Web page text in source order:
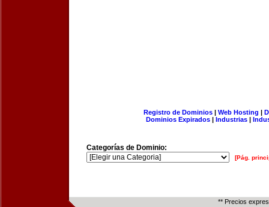
Registro de Dominios| Web Hosting |
Dominios Expirados | Industrias |
Categorías de Dominio:
[Pág.
** Precios